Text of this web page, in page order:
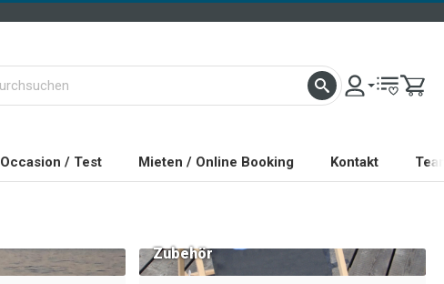
Occasion / Test Mieten / Online Booking Kontakt
Zubehör